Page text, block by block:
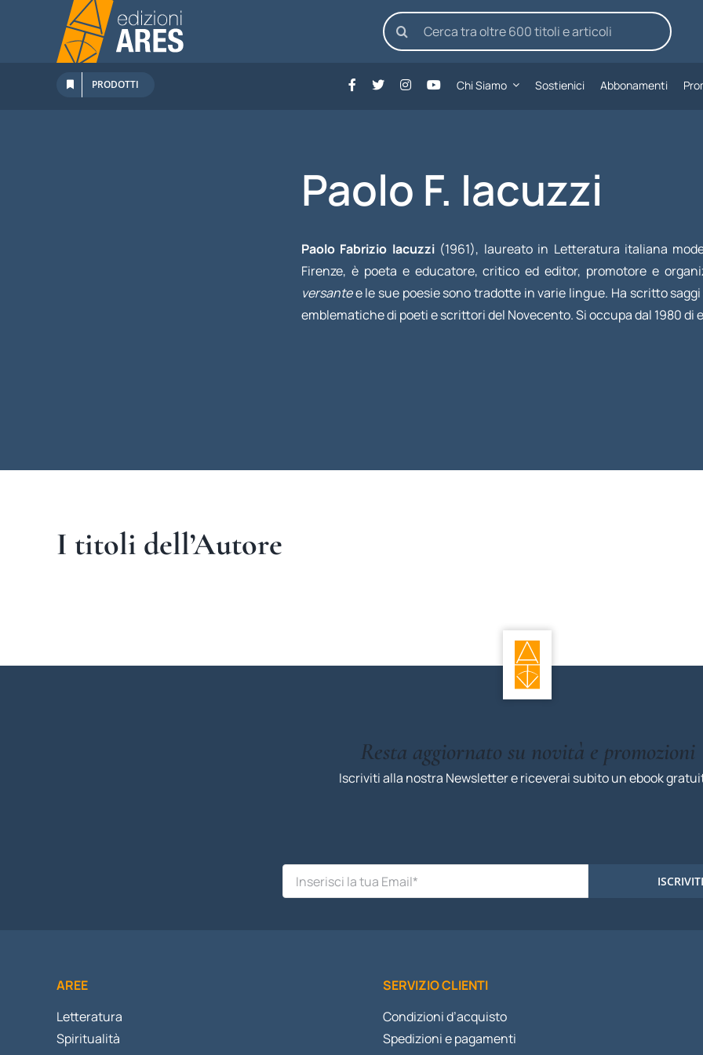
contenuto
Cerca
per:
PRODOTTI Chi Siamo Sostienici Abbonamenti
Paolo F. Iacuzzi
Paolo Fabrizio Iacuzzi(1961), laureato in Letteratura italiana
Firenze, è poeta e educatore, critico ed editor, promotore e
versantee le sue poesie sono tradotte in varie lingue. Ha scritto
emblematiche di poeti e scrittori del Novecento. Si occupa dal 1980
I titoli dell’Autore
Resta aggiornato su novità e promozioni
Iscriviti alla nostra Newsletter e riceverai subito un ebook
ISCRIVITI
AREE
Letteratura
Spiritualità
SERVIZIO CLIENTI
Condizioni d’acquisto
Spedizioni e pagamenti